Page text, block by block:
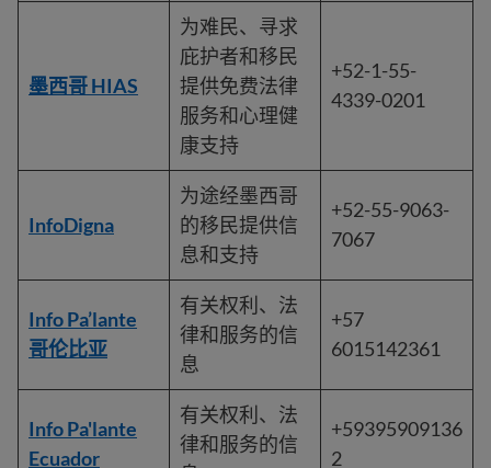
墨西哥 HIAS
为难民、寻求
庇护者和移民
提供免费法律
服务和心理健
康支持
+52-1-55-
4339-0201
InfoDigna
为途经墨西哥
的移民提供信
息和支持
+52-55-9063-
7067
Info Pa’lante
哥伦比亚
有关权利、法
律和服务的信
息
+57
6015142361
Info Pa'lante
Ecuador
有关权利、法
律和服务的信
+59395909136
2